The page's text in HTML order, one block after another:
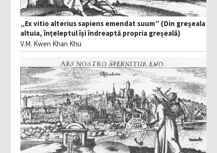
„Ex vitio alterius sapiens emendat suum” (Din greșeala
altuia, înțeleptul își îndreaptă propria greșeală)
V.M. Kwen Khan Khu